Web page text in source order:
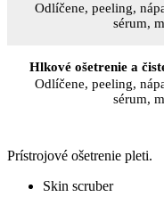
Odlíčene, peeling,
sérum,
Hlkové ošetrenie a
Odlíčene, peeling,
sérum,
Prístrojové ošetrenie pleti.
Skin scruber